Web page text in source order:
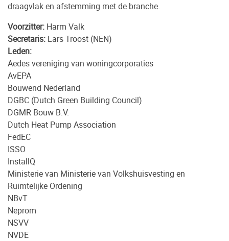
draagvlak en afstemming met de branche.
Voorzitter: Harm Valk
Secretaris: Lars Troost (NEN)
Leden:
Aedes vereniging van woningcorporaties
AvEPA
Bouwend Nederland
DGBC (Dutch Green Building Council)
DGMR Bouw B.V.
Dutch Heat Pump Association
FedEC
ISSO
InstallQ
Ministerie van Ministerie van Volkshuisvesting en
Ruimtelijke Ordening
NBvT
Neprom
NSVV
NVDE